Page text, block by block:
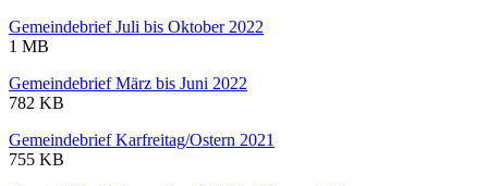
Gemeindebrief Juli bis Oktober 2022
1 MB
Gemeindebrief März bis Juni 2022
782 KB
Gemeindebrief Karfreitag/Ostern 2021
755 KB